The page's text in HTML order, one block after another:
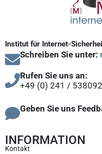
Institut für Internet-
Schreiben Sie unter:
Rufen Sie uns an:
+49 (0) 241 /
Geben Sie uns
INFORMATION
Kontakt